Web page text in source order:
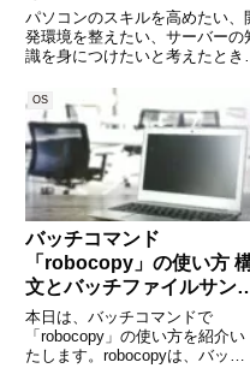
までわかりやすく解説
パソコンのスキルを高めたい、
発環境を整えたい、サーバーの
識を身につけたいと考えたとき
「Linux」です。WindowsやMac
と比べて少し難しそうなイメージ
がありますが、実は手順を理解す
れば初心者でも簡単にイ
OS
バッチコマンド
「robocopy」の使い方
文とバッチファイルサン
ル
本日は、バッチコマンドで
「robocopy」の使い方を紹介い
たします。robocopyは、バック